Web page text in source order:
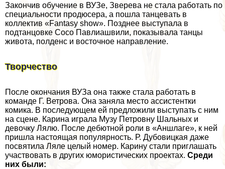
Закончив обучение в ВУЗе, Зверева не стала работать по
специальности продюсера, а пошла танцевать в
коллектив «Fantasy show». Позднее выступала в
подтанцовке Сосо Павлиашвили, показывала танцы
живота, полденс и восточное направление.
Творчество
После окончания ВУЗа она также стала работать в
комaнде Г. Ветрова. Она заняла место ассистентки
комика. В последующем ей предложили выступать с ним
на сцене. Карина играла Музу Петровну Шальных и
дeвoчку Лялю. После дебютной роли в «Аншлаге», к ней
пришла настоящая популярность. Р. Дубовицкая даже
посвятила Ляле целый номер. Карину стали приглашать
участвовать в других юмористических проектах. Среди
них были: